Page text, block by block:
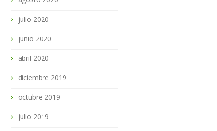
julio 2020
junio 2020
abril 2020
diciembre 2019
octubre 2019
julio 2019